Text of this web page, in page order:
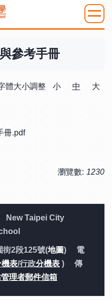
參考手冊
體大小調整 小 中
大
冊.pdf
瀏覽數: 1230
New Taipei City
街2段125號(地圖) 電
機表/行政分機表 ) 傳
理者郵件信箱